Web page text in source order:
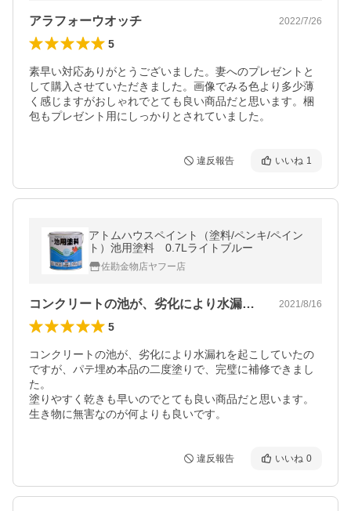
アラフォーウオッチ 2022/7/26
5
素早い対応ありがとうございました。妻へのプレゼントと
して購入させていただきました。画像でみる色より多少薄
く感じますがおしゃれでとても良い商品だと思います。梱
違反報告 いいね 1
アトムハウスペイント（塗料/ペンキ/ペイン
ト）池用塗料 0.7Lライトブルー
佐勘金物店ヤフー店
コンクリートの池が、劣化により水漏れを… 2021/8/16
5
コンクリートの池が、劣化により水漏れを起こしていたの
ですが、パテ埋め本品の二度塗りで、完璧に補修できまし
た。
塗りやすく乾きも早いのでとても良い商品だと思います。
生き物に無害なのが何よりも良いです。
違反報告 いいね 0